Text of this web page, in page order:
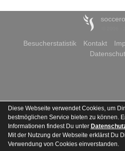
Besucherstatistik Kontakt
Diese Webseite verwendet Cookies, um
bestmöglichen Service bieten zu können.
Informationen findest Du unter
Mit der Nutzung der Webseite erklärst Du
Verwendung von Cookies einverstanden.